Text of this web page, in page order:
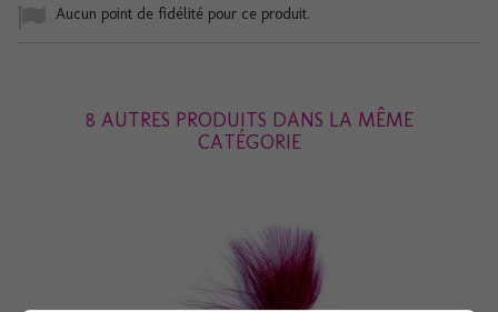
Aucun point de fidélité pour ce produit.
8 AUTRES PRODUITS DANS LA MÊME
CATÉGORIE